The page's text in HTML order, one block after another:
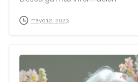
mayo 12, 2023